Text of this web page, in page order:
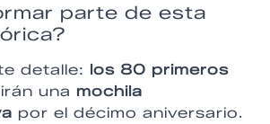
parte de esta
detalle: los 80 primeros
una mochila
por el décimo aniversario.